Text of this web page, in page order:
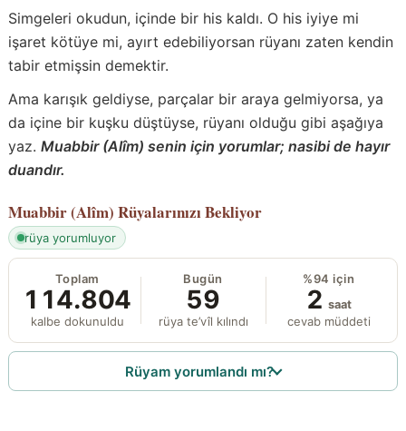
Simgeleri okudun, içinde bir his kaldı. O his iyiye mi
işaret kötüye mi, ayırt edebiliyorsan rüyanı zaten kendin
tabir etmişsin demektir.
Ama karışık geldiyse, parçalar bir araya gelmiyorsa, ya
da içine bir kuşku düştüyse, rüyanı olduğu gibi aşağıya
yaz. Muabbir (Alîm) senin için yorumlar; nasibi de hayır
duandır.
Muabbir (Alîm) Rüyalarınızı Bekliyor
rüya yorumluyor
Toplam
114.804
kalbe dokunuldu
Bugün
59
rüya te’vîl kılındı
%94 için
2 saat
cevab müddeti
Rüyam yorumlandı mı?